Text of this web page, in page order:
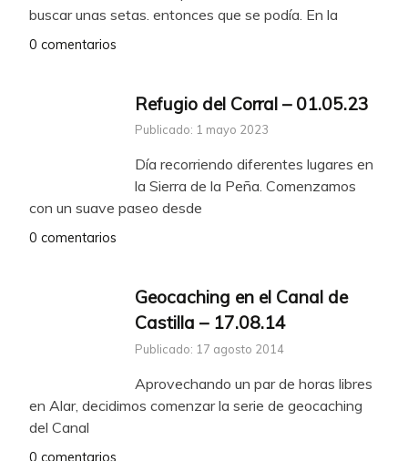
buscar unas setas. entonces que se podía. En la
0 comentarios
Refugio del Corral – 01.05.23
Publicado: 1 mayo 2023
Día recorriendo diferentes lugares en
la Sierra de la Peña. Comenzamos
con un suave paseo desde
0 comentarios
Geocaching en el Canal de
Castilla – 17.08.14
Publicado: 17 agosto 2014
Aprovechando un par de horas libres
en Alar, decidimos comenzar la serie de geocaching
del Canal
0 comentarios